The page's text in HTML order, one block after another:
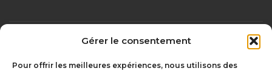
Gérer le consentement
Pour offrir les meilleures expériences, nous utilisons des
olivgraphic.com